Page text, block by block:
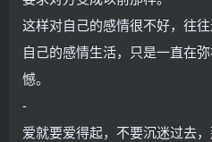
这样对自己的感情很不好，往往
自己的感情生活，只是一直在
憾。
-
爱就要爱得起，不要沉迷过去